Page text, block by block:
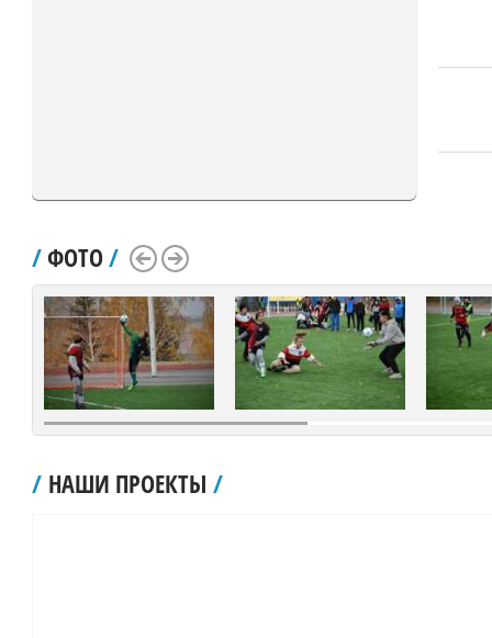
/ФОТО/
Scroll LeftScroll Right
/ НАШИ ПРОЕКТЫ /